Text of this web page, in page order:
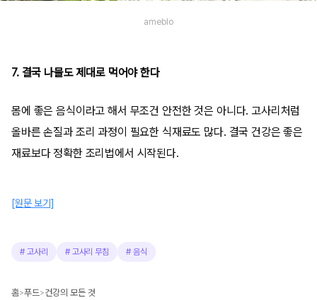
ameblo
7. 결국 나물도 제대로 먹어야 한다
몸에 좋은 음식이라고 해서 무조건 안전한 것은 아니다. 고사리처럼
올바른 손질과 조리 과정이 필요한 식재료도 많다. 결국 건강은 좋은
재료보다 정확한 조리법에서 시작된다.
[원문 보기]
# 고사리 # 고사리 무침 #음식
홈>푸드>건강의 모든 것